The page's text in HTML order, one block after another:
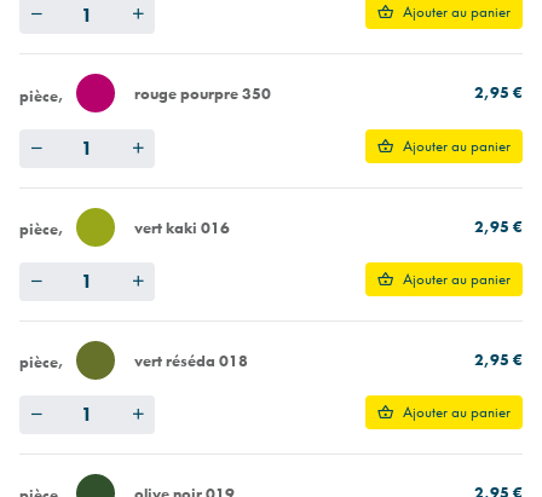
Ajouter au panier
pièce rouge pourpre 350 2,95 €
Ajouter au panier
pièce vert kaki 016 2,95 €
Ajouter au panier
pièce vert réséda 018 2,95 €
Ajouter au panier
2,95 €